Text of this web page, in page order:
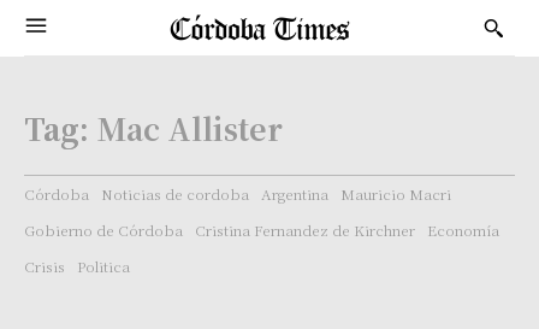
Tag: Mac Allister
Córdoba Noticias de cordoba Argentina
Mauricio Macri
Gobierno de Córdoba
Cristina Fernandez de Kirchner
Economía
Crisis
Politica